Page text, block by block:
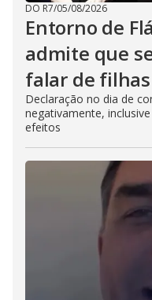
DO R7/05/08/2026
Entorno de
admite que
falar de filhas
Declaração no dia de
negativamente,
efeitos